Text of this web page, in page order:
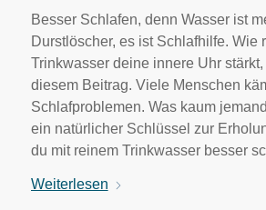
Besser Schlafen, denn Wasser ist
Durstlöscher, es ist Schlafhilfe. Wie
Trinkwasser deine innere Uhr
diesem Beitrag. Viele Menschen
Schlafproblemen. Was kaum
ein natürlicher Schlüssel zur
du mit reinem Trinkwasser besser
Weiterlesen